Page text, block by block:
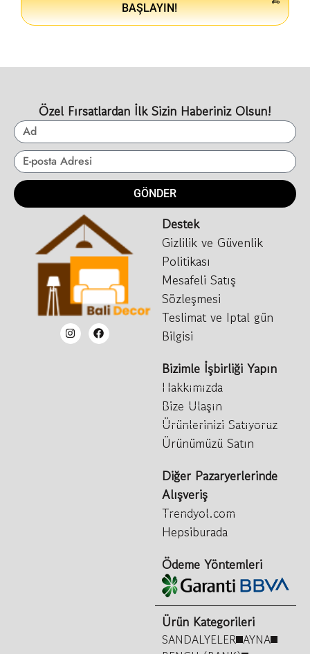
BAŞLAYIN!
Özel Fırsatlardan İlk Sizin Haberiniz Olsun!
GÖNDER
Destek
Gizlilik ve Güvenlik
Politikası
Mesafeli Satış
Sözleşmesi
Teslimat ve Iptal gün
Bilgisi
Bizimle İşbirliği Yapın
Hakkımızda
Bize Ulaşın
Ürünlerinizi Satıyoruz
Ürünümüzü Satın
Diğer Pazaryerlerinde
Alışveriş
Trendyol.com
Hepsiburada
Ödeme Yöntemleri
Ürün Kategorileri
SANDALYELER AYNA